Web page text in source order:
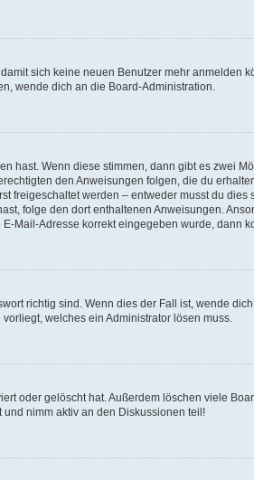
sich keine neuen Benutzer mehr anmelden
wende dich an die Board-Administration.
hast. Wenn diese stimmen, dann gibt es zwei
den Anweisungen folgen, die du
werden – entweder musst du
folge den dort enthaltenen Anweisungen.
Mail-Adresse korrekt eingegeben wurde, dann
richtig sind. Wenn dies der Fall ist, wende
welches ein Administrator lösen muss.
oder gelöscht hat. Außerdem löschen viele
nimm aktiv an den Diskussionen teil!